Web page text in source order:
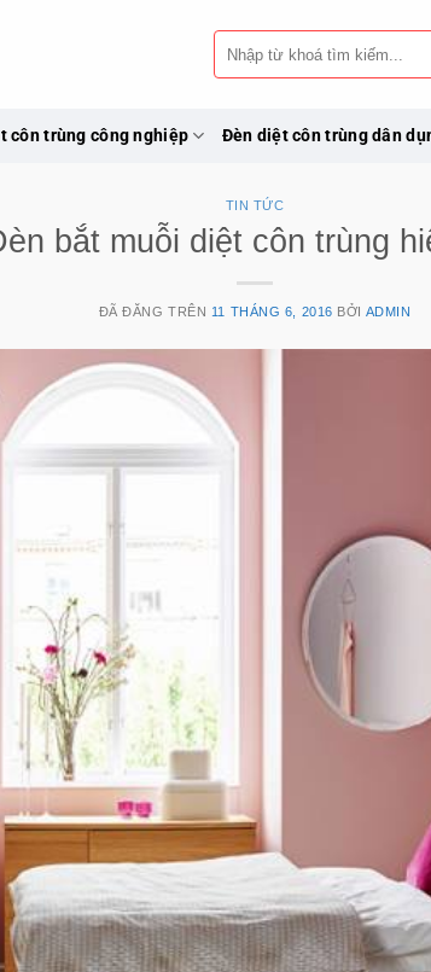
Tìm
kiếm:
côn trùng công nghiệp Đèn diệt côn trùng dân
TIN TỨC
bắt muỗi diệt côn trùng
ĐÃ ĐĂNG TRÊN 11 THÁNG 6, 2016 BỞI ADMIN